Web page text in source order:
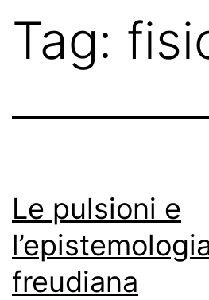
Tag:
Le pulsioni e
freudiana